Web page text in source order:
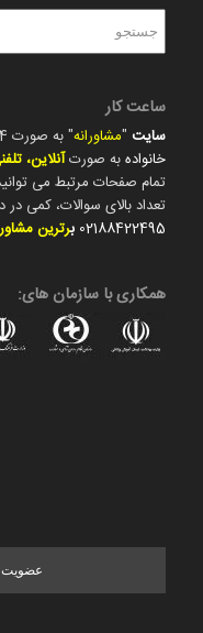
ساعت کار
سایت"مشاورانه" به صورت 24 ساعته در زمینه های
خانوادهبه صورتآنلاین،
تمام صفحات مرتبط می
تعداد بالای سوالات، کمی
02188422495 برترین
همکاری با سازمان های:
عضویت